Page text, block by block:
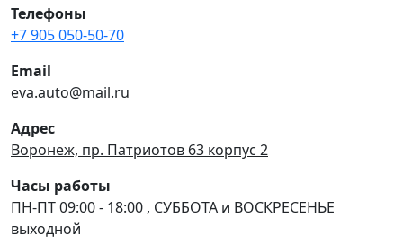
Телефоны
+7 905 050-50-70
Email
eva.auto@mail.ru
Адрес
Воронеж, пр. Патриотов 63 корпус 2
Часы работы
ПН-ПТ 09:00 - 18:00 , СУББОТА и ВОСКРЕСЕНЬЕ
выходной